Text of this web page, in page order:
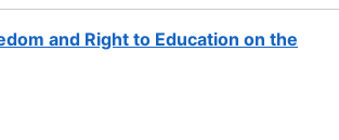
and Right to Education on the